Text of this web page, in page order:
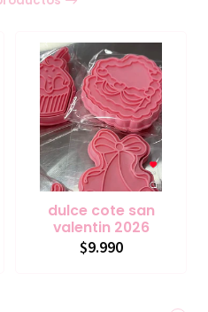
dulce cote san
valentin 2026
$9.990